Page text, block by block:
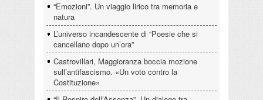
“Emozioni”. Un viaggio lirico tra memoria e
natura
L’universo incandescente di “Poesie che si
cancellano dopo un’ora”
Castrovillari, Maggioranza boccia mozione
sull’antifascismo. «Un voto contro la
Costituzione»